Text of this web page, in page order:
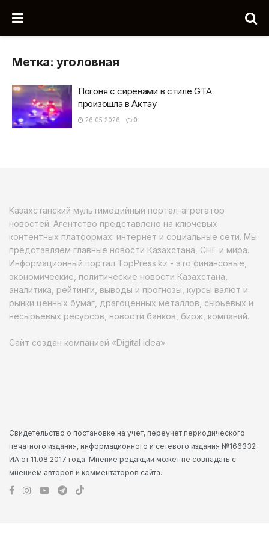
Метка:уголовная
Погоня с сиренами в стиле GTA
произошла в Актау
26.05.2026 0
Казахстанский мультимедийный портал-агрегатор
новостей. Агентство представлено на ключевых
контентных платформах: интернет и социальные сети. Мы
представляем главные новости Казахстана, СНГ и мира.
Информационный портал TopPress.kz - это финансовые,
экономические, политические новости Казахстана,
аналитика, рейтинги, выводы и прогнозы, курсы валют и
рынки ценных бумаг, драгоценных металлов, сырьевых и
несырьевых ресурсов, новости банков, бирж, компаний.
Сайт создан компанией «Digital idea»
Свидетельство о постановке на учет, переучет периодического
печатного издания, информационного и сетевого издания №166332-
ИА от 11.08.2017 года. Мнение редакции может не совпадать с
мнением авторов и комментаторов сайта.